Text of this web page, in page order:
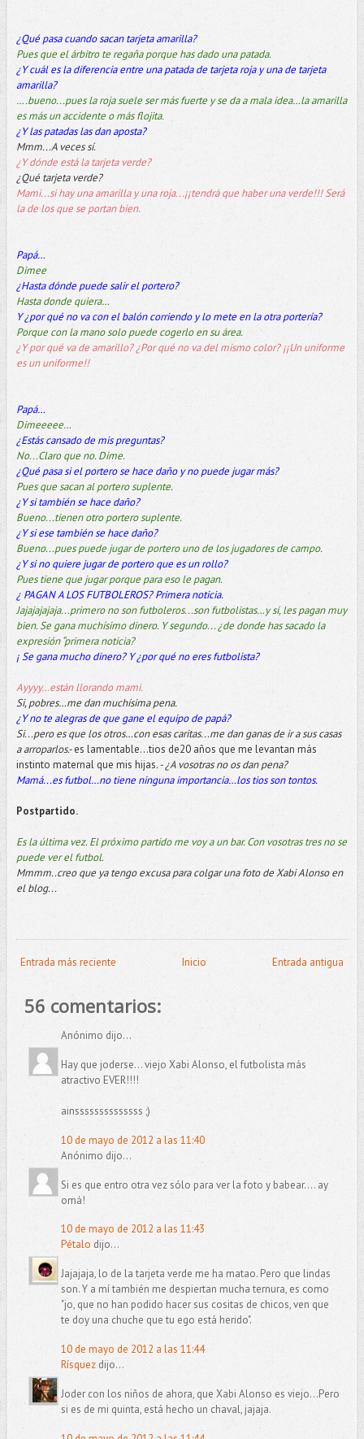
¿Qué pasa cuando sacan tarjeta amarilla?
Pues que el árbitro te regaña porque has dado una patada.
¿Y cuál es la diferencia entre una patada de tarjeta roja y una de tarjeta
amarilla?
….bueno...pues la roja suele ser más fuerte y se da a mala idea…la amarilla
es más un accidente o más flojita.
¿Y las patadas las dan aposta?
Mmm...A veces sí.
¿Y dónde está la tarjeta verde?
¿Qué tarjeta verde?
Mami...si hay una amarilla y una roja...¡¡tendrá que haber una verde!!! Será
la de los que se portan bien.
Papá…
Dimee
¿Hasta dónde puede salir el portero?
Hasta donde quiera…
Y ¿por qué no va con el balón corriendo y lo mete en la otra portería?
Porque con la mano solo puede cogerlo en su área.
¿Y por qué va de amarillo? ¿Por qué no va del mismo color? ¡¡Un uniforme
es un uniforme!!
Papá…
Dimeeeee…
¿Estás cansado de mis preguntas?
No...Claro que no. Dime.
¿Qué pasa si el portero se hace daño y no puede jugar más?
Pues que sacan al portero suplente.
¿Y si también se hace daño?
Bueno...tienen otro portero suplente.
¿Y si ese también se hace daño?
Bueno...pues puede jugar de portero uno de los jugadores de campo.
¿Y si no quiere jugar de portero que es un rollo?
Pues tiene que jugar porque para eso le pagan.
¿ PAGAN A LOS FUTBOLEROS? Primera noticia.
Jajajajajaja...primero no son futboleros...son futbolistas…y sí, les pagan muy
bien. Se gana muchísimo dinero. Y segundo... ¿de donde has sacado la
expresión “primera noticia?
¡ Se gana mucho dinero? Y ¿por qué no eres futbolista?
Ayyyy…están llorando mami.
Si, pobres…me dan muchísima pena.
¿Y no te alegras de que gane el equipo de papá?
Si...pero es que los otros…con esas caritas...me dan ganas de ir a sus casas
a arroparlos.-es lamentable...tios de20 años que me levantan más
instinto maternal que mis hijas. - ¿A vosotras no os dan pena?
Mamá...es futbol…no tiene ninguna importancia…los tios son tontos.
Postpartido.
Es la última vez. El próximo partido me voy a un bar. Con vosotras tres no se
puede ver el futbol.
Mmmm..creo que ya tengo excusa para colgar una foto de Xabi Alonso en
el blog...
Entrada más reciente Entrada antigua
Inicio
56 comentarios:
Anónimo dijo...
Hay que joderse... viejo Xabi Alonso, el futbolista más
atractivo EVER!!!!
ainssssssssssssss ;)
10 de mayo de 2012 a las 11:40
Anónimo dijo...
Si es que entro otra vez sólo para ver la foto y babear.... ay
omá!
10 de mayo de 2012 a las 11:43
Pétalo dijo...
Jajajaja, lo de la tarjeta verde me ha matao. Pero que lindas
son. Y a mí también me despiertan mucha ternura, es como
"jo, que no han podido hacer sus cositas de chicos, ven que
te doy una chuche que tu ego está herido".
10 de mayo de 2012 a las 11:44
Rísquezdijo...
Joder con los niños de ahora, que Xabi Alonso es viejo...Pero
si es de mi quinta, está hecho un chaval, jajaja.